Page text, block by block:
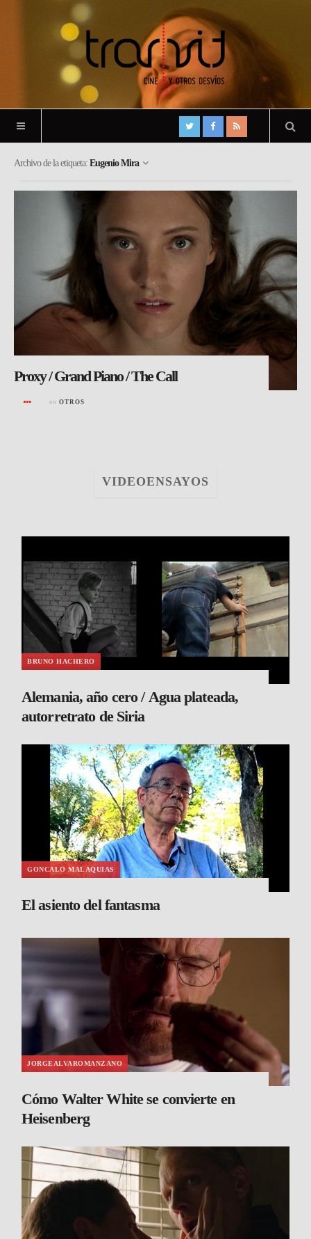
Archivo de la etiqueta: Eugenio Mira
Proxy / Grand Piano / The Call
en OTROS
VIDEOENSAYOS
BRUNO HACHERO
Alemania, año cero / Agua plateada,
autorretrato de Siria
GONCALO MALAQUIAS
El asiento del fantasma
JORGEALVAROMANZANO
Cómo Walter White se convierte en
Heisenberg